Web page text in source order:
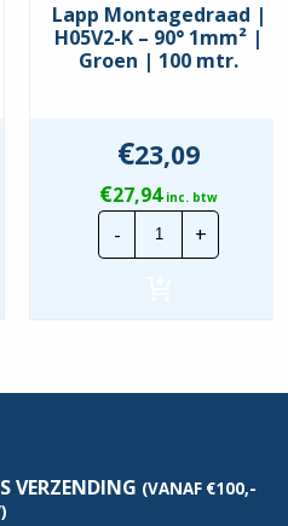
Lapp Montagedraad |
H05V2-K – 90° 1mm² |
Groen | 100 mtr.
€23,09
€27,94inc. btw
-
Lapp
|
Groen
+
VERZENDING (VANAF €100,-